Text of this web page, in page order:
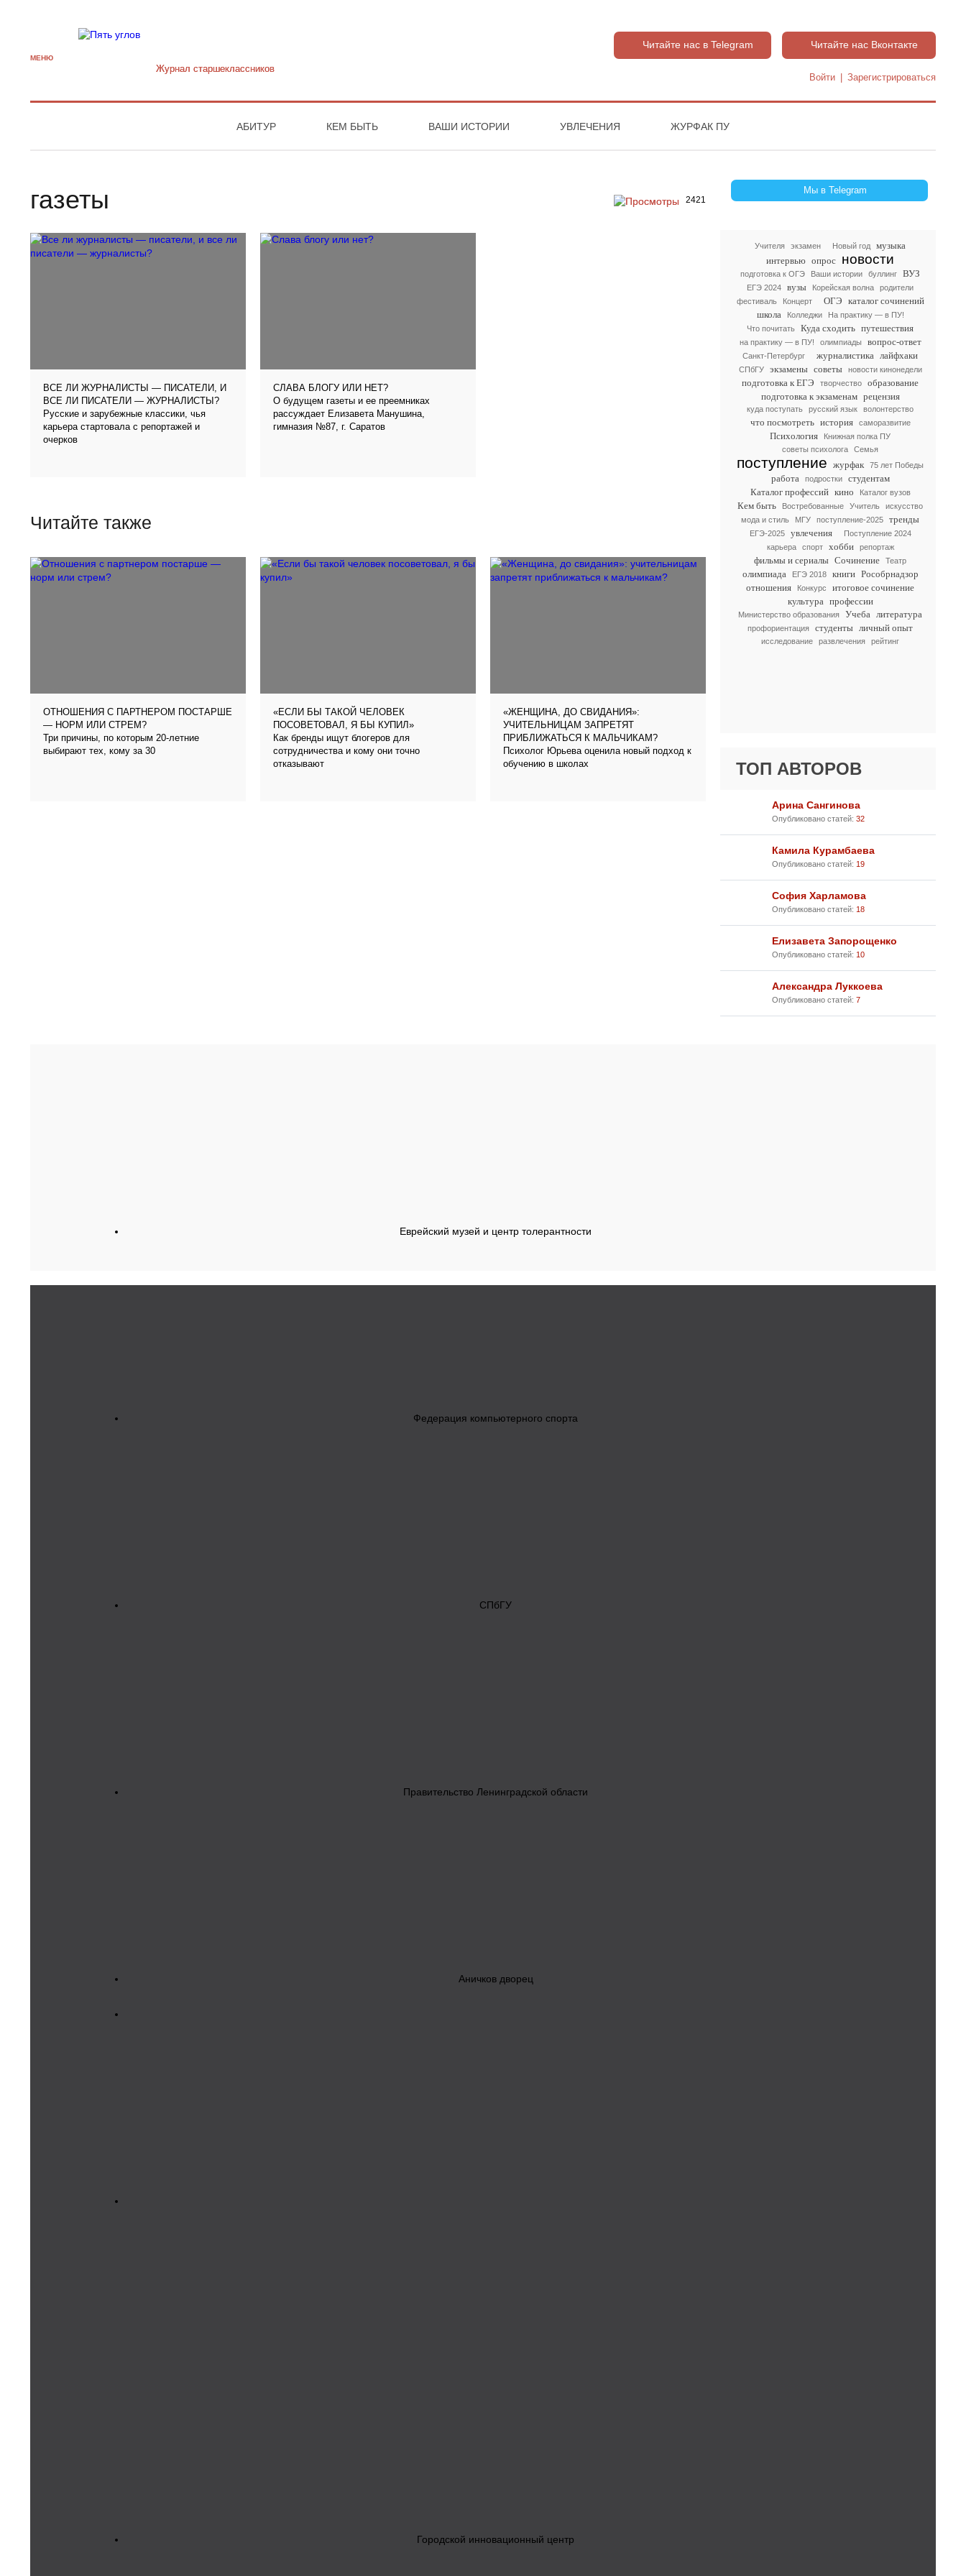
МЕНЮ
Журнал старшекласcников
Читайте нас в Telegram Читайте нас Вконтакте
Войти Зарегистрироваться
АБИТУР КЕМ БЫТЬ ВАШИ ИСТОРИИ УВЛЕЧЕНИЯ ЖУРФАК ПУ
Мы в Telegram
Учителя экзамен Новый год
музыка
интервью опрос новости
подготовка к ОГЭ Ваши истории буллинг ВУЗ
ЕГЭ 2024 вузы Корейская волна
родители
фестиваль
Концерт ОГЭ каталог сочинений
школа
Колледжи
На практику — в ПУ!
Что почитать
Куда сходить путешествия
на практику — в ПУ! олимпиады вопрос-ответ
Санкт-Петербург журналистика лайфхаки
СПбГУ экзамены советы новости кинонедели
подготовка к ЕГЭ творчество
образование
подготовка к экзаменам рецензия
куда поступать русский язык волонтерство
что посмотреть история саморазвитие
Психология
Книжная полка ПУ
советы психолога
Семья
поступление журфак 75 лет Победы
работа подростки
студентам
Каталог профессий кино Каталог вузов
Кем быть Востребованные Учитель
искусство
мода и стиль
МГУ поступление-2025 тренды
ЕГЭ-2025 увлечения
Поступление 2024
карьера
спорт хобби репортаж
фильмы и сериалы Сочинение Театр
олимпиада ЕГЭ 2018 книги Рособрнадзор
отношения
Конкурс
итоговое сочинение
культура профессии
Министерство образования Учеба литература
профориентация студенты личный опыт
исследование развлечения рейтинг
ТОП АВТОРОВ
Арина Сангинова
Опубликовано статей: 32
Камила Курамбаева
Опубликовано статей: 19
София Харламова
Опубликовано статей: 18
Елизавета Запорощенко
Опубликовано статей: 10
Александра Луккоева
Опубликовано статей: 7
2421
газеты
ВСЕ ЛИ ЖУРНАЛИСТЫ — ПИСАТЕЛИ, И
ВСЕ ЛИ ПИСАТЕЛИ — ЖУРНАЛИСТЫ?
Русские и зарубежные классики, чья
карьера стартовала с репортажей и
очерков
СЛАВА БЛОГУ ИЛИ НЕТ?
О будущем газеты и ее преемниках
рассуждает Елизавета Манушина,
гимназия №87, г. Саратов
Читайте также
ОТНОШЕНИЯ С ПАРТНЕРОМ ПОСТАРШЕ
— НОРМ ИЛИ СТРЕМ?
Три причины, по которым 20-летние
выбирают тех, кому за 30
«ЕСЛИ БЫ ТАКОЙ ЧЕЛОВЕК
ПОСОВЕТОВАЛ, Я БЫ КУПИЛ»
Как бренды ищут блогеров для
сотрудничества и кому они точно
отказывают
«ЖЕНЩИНА, ДО СВИДАНИЯ»:
УЧИТЕЛЬНИЦАМ ЗАПРЕТЯТ
ПРИБЛИЖАТЬСЯ К МАЛЬЧИКАМ?
Психолог Юрьева оценила новый подход к
обучению в школах
Еврейский музей и центр толерантности
Федерация компьютерного спорта
СПбГУ
Правительство Ленинградской области
Аничков дворец
Городской инновационный центр